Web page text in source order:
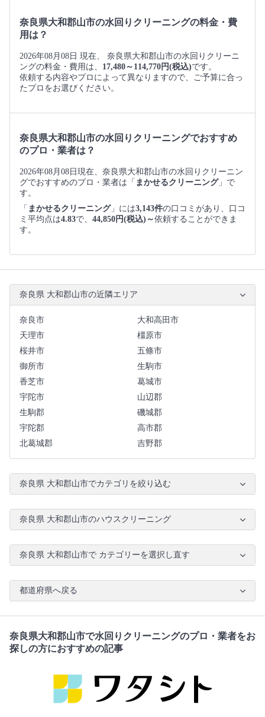
奈良県大和郡山市の水回りクリーニングの料金・費
用は？
2026年08月08日 現在、 奈良県大和郡山市の水回りクリーニ
ングの料金・費用は、 17,480～114,770円(税込)です。
依頼する内容やプロによって異なりますので、ご予算に合っ
たプロをお選びください。
奈良県大和郡山市の水回りクリーニングでおすすめ
のプロ・業者は？
2026年08月08日現在、奈良県大和郡山市の水回りクリーニン
グでおすすめのプロ・業者は「 まかせるクリーニング」で
す。
「 まかせるクリーニング」には3,143件の口コミがあり、口コ
ミ平均点は4.83で、 44,850円(税込)～依頼することができま
す。
奈良県 大和郡山市の近隣エリア
奈良市
大和高田市
天理市
橿原市
桜井市
五條市
御所市
生駒市
香芝市
葛城市
宇陀市
山辺郡
生駒郡
磯城郡
宇陀郡
高市郡
北葛城郡
吉野郡
奈良県 大和郡山市でカテゴリを絞り込む
奈良県 大和郡山市のハウスクリーニング
奈良県 大和郡山市で カテゴリーを選択し直す
都道府県へ戻る
奈良県大和郡山市で水回りクリーニングのプロ・業者をお
探しの方におすすめの記事